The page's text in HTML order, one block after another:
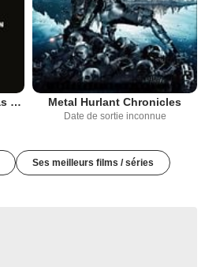
My Life Directed by Nicolas Winding Refn Metal Hurlant Chronicles
Date de sortie inconnue
Ses meilleurs films / séries